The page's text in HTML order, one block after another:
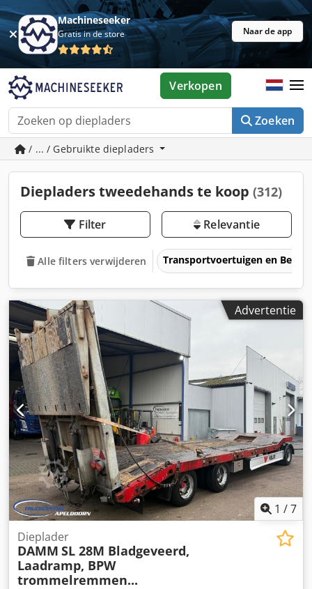
Machineseeker
Gratis in de store Naar de app
Zoeken
Verkopen
/ ... / Gebruikte diepladers
Diepladers tweedehands te koop (312)
Filter Relevantie
Alle filters verwijderen Transportvoertuigen en
Advertentie
1 /7
Dieplader
DAMM SL 28M Bladgeveerd,
Laadramp, BPW
trommelremmen...